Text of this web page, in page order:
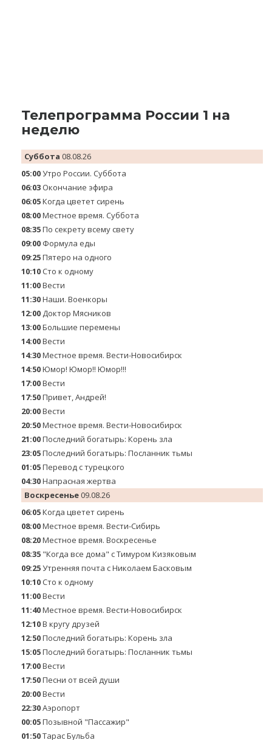
Телепрограмма России 1 на
неделю
Суббота 08.08.26
05:00Утро России. Суббота
06:03 Окончание эфира
06:05Когда цветет сирень
08:00Местное время. Суббота
08:35По секрету всему свету
09:00 Формула еды
09:25Пятеро на одного
10:10Сто к одному
11:00Вести
11:30Наши. Военкоры
12:00 Доктор Мясников
13:00Большие перемены
14:00Вести
14:30Местное время. Вести-Новосибирск
14:50Юмор! Юмор!! Юмор!!!
17:00Вести
17:50Привет, Андрей!
20:00Вести
20:50Местное время. Вести-Новосибирск
21:00Последний богатырь: Корень зла
23:05Последний богатырь: Посланник тьмы
01:05Перевод с турецкого
04:30Напрасная жертва
Воскресенье 09.08.26
06:05Когда цветет сирень
08:00Местное время. Вести-Сибирь
08:20Местное время. Воскресенье
08:35 "Когда все дома" с Тимуром Кизяковым
09:25Утренняя почта с Николаем Басковым
10:10Сто к одному
11:00Вести
11:40Местное время. Вести-Новосибирск
12:10В кругу друзей
12:50Последний богатырь: Корень зла
15:05Последний богатырь: Посланник тьмы
17:00Вести
17:50Песни от всей души
20:00Вести
22:30Аэропорт
00:05Позывной "Пассажир"
01:50Тарас Бульба